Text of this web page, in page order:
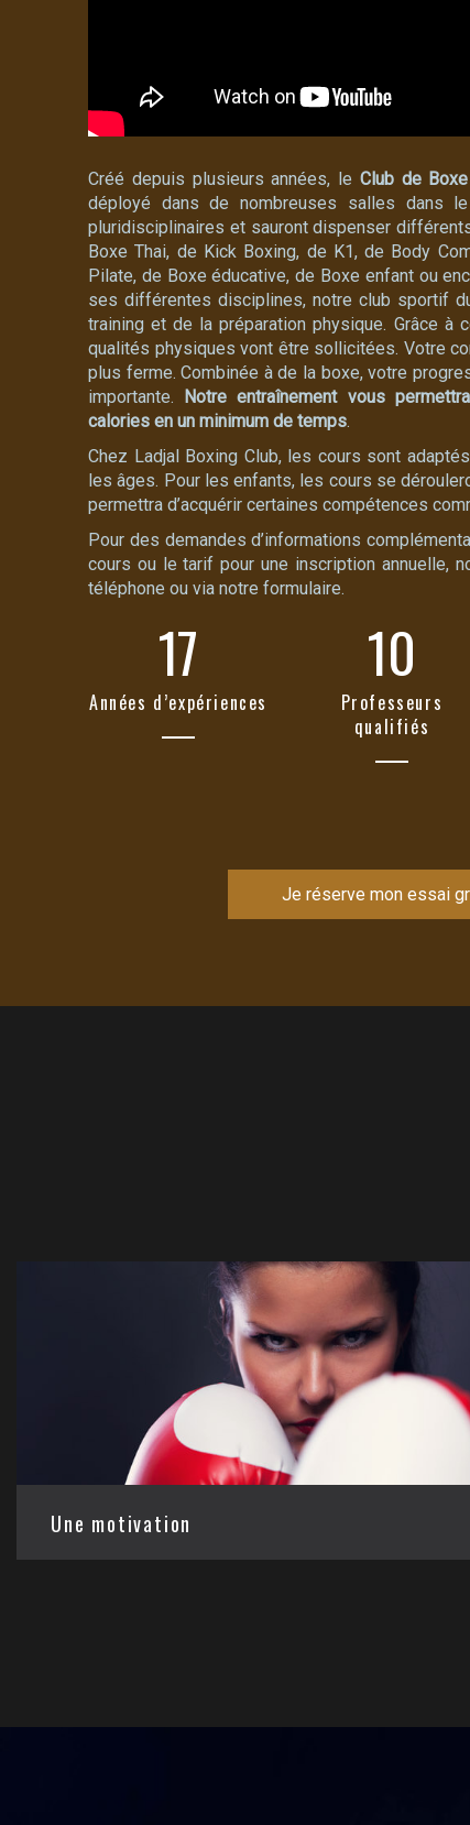
Créé depuis plusieurs années, le Club de
déployé dans de nombreuses salles dans
pluridisciplinaires et sauront dispenser
Boxe Thai, de Kick Boxing, de K1, de Body
Pilate, de Boxe éducative, de Boxe enfant ou
ses différentes disciplines, notre club sportif
training et de la préparation physique. Grâce à
qualités physiques vont être sollicitées. Votre
plus ferme. Combinée à de la boxe, votre
importante. Notre entraînement vous
calories en un minimum de temps.
Chez Ladjal Boxing Club, les cours sont
les âges. Pour les enfants, les cours se
permettra d’acquérir certaines compétences
Pour des demandes d’informations
cours ou le tarif pour une inscription annuelle,
téléphone ou via notre formulaire.
17
Années d’expériences
10
Professeurs
qualifiés
Je réserve mon essai
Une motivation